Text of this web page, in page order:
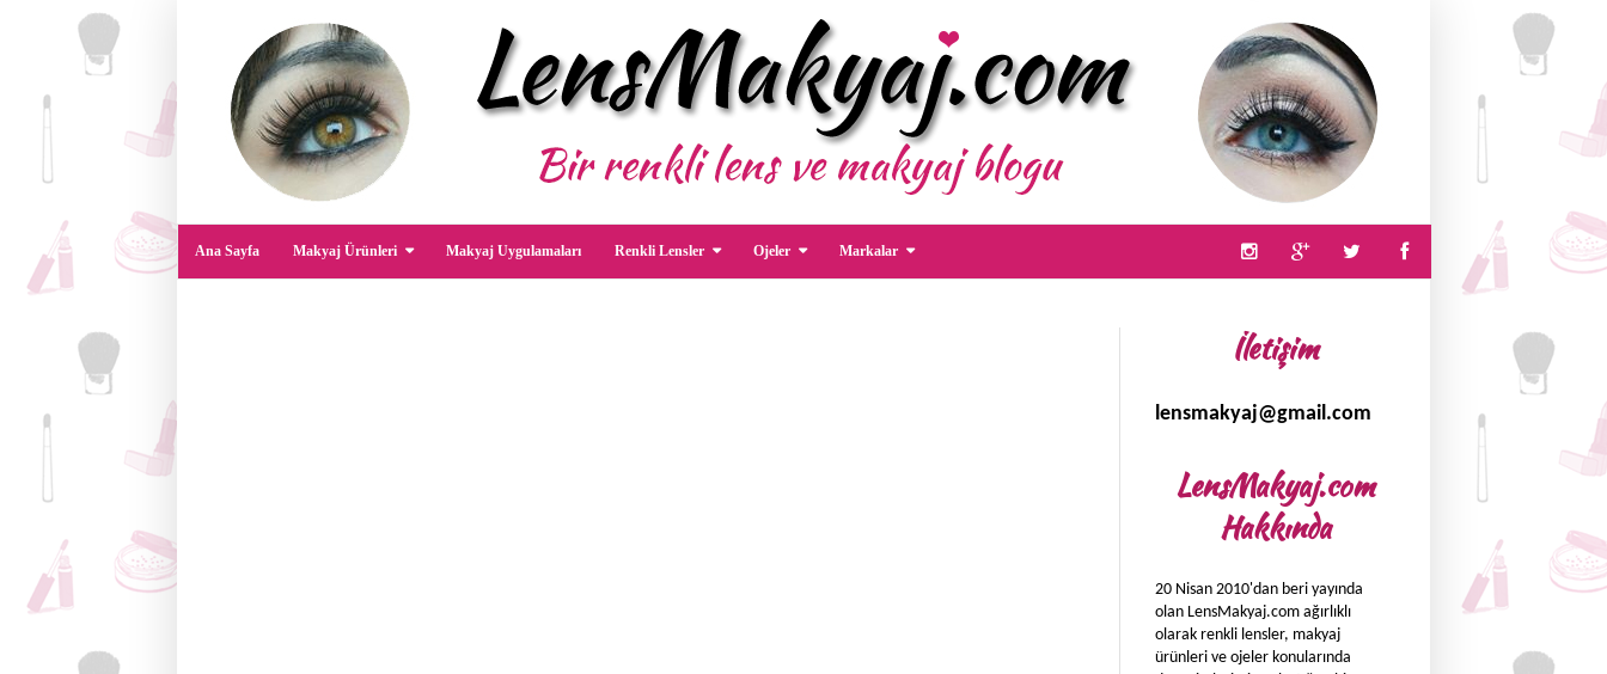
Ana Sayfa Makyaj Ürünleri Makyaj Uygulamaları Renkli Lensler Ojeler Markalar
İletişim
lensmakyaj@gmail.com
LensMakyaj.com
Hakkında
20 Nisan 2010'dan beri yayında
olan LensMakyaj.com ağırlıklı
olarak renkli lensler, makyaj
ürünleri ve ojeler konularında